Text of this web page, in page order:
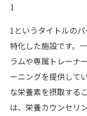
1
1というタイトルの
特化した施設です。
ラムや専属トレーナ
ーニングを提供して
な栄養素を摂取する
は、栄養カウンセリ